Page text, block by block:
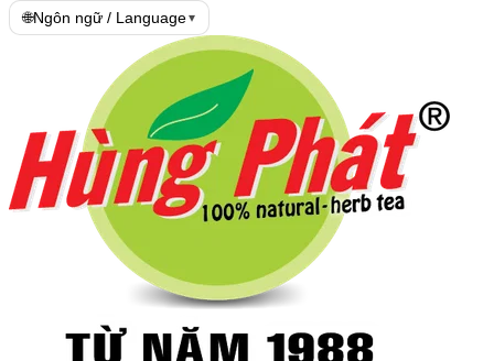
🌐Ngôn ngữ / Language▾